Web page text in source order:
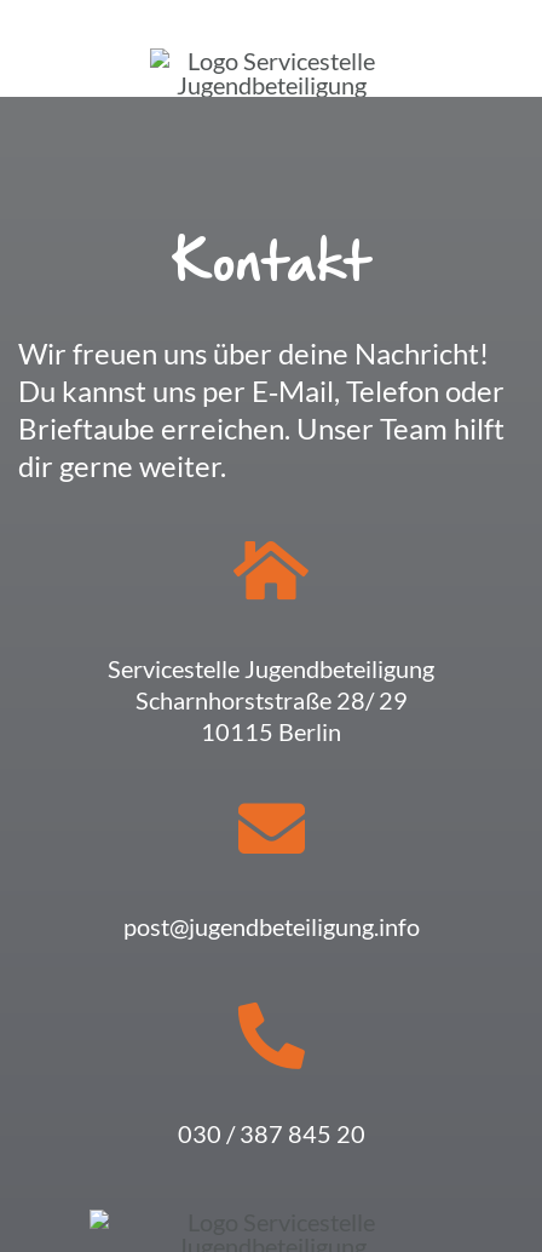
Kontakt
Wir freuen uns über deine Nach­richt!
Du kannst uns per E‑Mail, Telefon oder
Brief­taube errei­chen. Unser Team hilft
dir gerne weiter.
Service­stelle Jugendbeteiligung
Scharn­horst­straße 28/ 29
10115 Berlin
post@jugendbeteiligung.info
030 / 387 845 20